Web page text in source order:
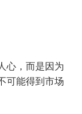
心，而是因为
可能得到市场